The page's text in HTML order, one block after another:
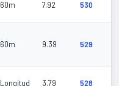
60m 7.92 530
60m 9.39 529
Longitud 3.79 528